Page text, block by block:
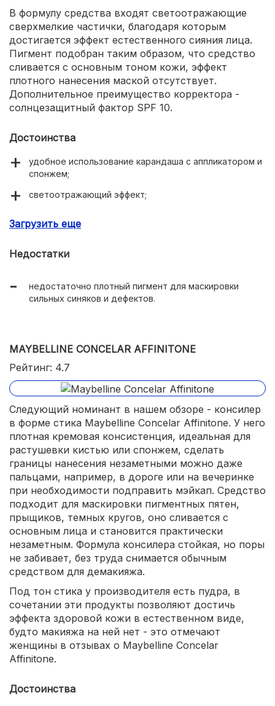
В формулу средства входят светоотражающие
сверхмелкие частички, благодаря которым
достигается эффект естественного сияния лица.
Пигмент подобран таким образом, что средство
сливается с основным тоном кожи, эффект
плотного нанесения маской отсутствует.
Дополнительное преимущество корректора -
солнцезащитный фактор SPF 10.
Достоинства
удобное использование карандаша с аппликатором и
спонжем;
светоотражающий эффект;
Загрузить еще
Недостатки
недостаточно плотный пигмент для маскировки
сильных синяков и дефектов.
MAYBELLINE CONCELAR AFFINITONE
Рейтинг: 4.7
Следующий номинант в нашем обзоре - консилер
в форме стика Maybelline Concelar Affinitone. У него
плотная кремовая консистенция, идеальная для
растушевки кистью или спонжем, сделать
границы нанесения незаметными можно даже
пальцами, например, в дороге или на вечеринке
при необходимости подправить мэйкап. Средство
подходит для маскировки пигментных пятен,
прыщиков, темных кругов, оно сливается с
основным лица и становится практически
незаметным. Формула консилера стойкая, но поры
не забивает, без труда снимается обычным
средством для демакияжа.
Под тон стика у производителя есть пудра, в
сочетании эти продукты позволяют достичь
эффекта здоровой кожи в естественном виде,
будто макияжа на ней нет - это отмечают
женщины в отзывах о Maybelline Concelar
Affinitone.
Достоинства